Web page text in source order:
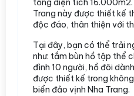
tổng diện tích 16.000m2.
Trang này được thiết kế
độc đáo, thân thiện với
Tại đây, bạn có thể trải
như: tắm bùn hồ tập thể
đình 10 người, hồ đôi
được thiết kế trong
biển đảo vịnh Nha Trang.